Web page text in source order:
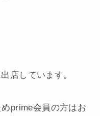
店しています。
prime会員の方はお